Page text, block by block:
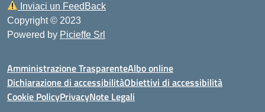
Inviaci un FeedBack
Copyright © 2023
Powered by Picieffe Srl
Amministrazione TrasparenteAlbo online
Dichiarazione di accessibilitàObiettivi di accessibilità
Cookie PolicyPrivacyNote Legali